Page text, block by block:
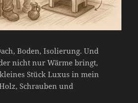
Boden, Isolierung. Und
nicht nur Wärme bringt,
Stück Luxus in mein
Schrauben und